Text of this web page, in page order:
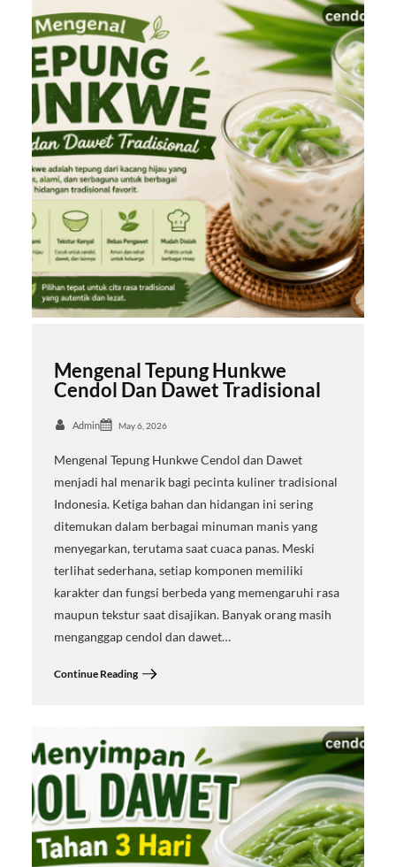
Mengenal Tepung Hunkwe
Cendol Dan Dawet Tradisional
Admin May 6, 2026
Mengenal Tepung Hunkwe Cendol dan Dawet
menjadi hal menarik bagi pecinta kuliner tradisional
Indonesia. Ketiga bahan dan hidangan ini sering
ditemukan dalam berbagai minuman manis yang
menyegarkan, terutama saat cuaca panas. Meski
terlihat sederhana, setiap komponen memiliki
karakter dan fungsi berbeda yang memengaruhi rasa
maupun tekstur saat disajikan. Banyak orang masih
menganggap cendol dan dawet…
Continue Reading